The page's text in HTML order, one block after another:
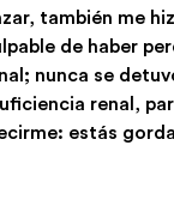
también me
de haber
nunca se
renal,
estás